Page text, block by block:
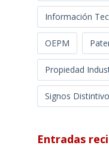
Información
OEPM
Propiedad
Signos
Entradas